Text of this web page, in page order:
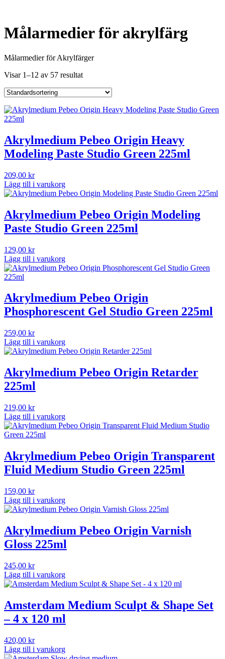
Målarmedier för akrylfärg
Målarmedier för Akrylfärger
Visar 1–12 av 57 resultat
Akrylmedium Pebeo Origin Heavy
Modeling Paste Studio Green 225ml
209,00 kr
Lägg till i varukorg
Akrylmedium Pebeo Origin Modeling
Paste Studio Green 225ml
129,00 kr
Lägg till i varukorg
Akrylmedium Pebeo Origin
Phosphorescent Gel Studio Green 225ml
259,00 kr
Lägg till i varukorg
Akrylmedium Pebeo Origin Retarder
225ml
219,00 kr
Lägg till i varukorg
Akrylmedium Pebeo Origin Transparent
Fluid Medium Studio Green 225ml
159,00 kr
Lägg till i varukorg
Akrylmedium Pebeo Origin Varnish
Gloss 225ml
245,00 kr
Lägg till i varukorg
Amsterdam Medium Sculpt & Shape Set
– 4 x 120 ml
420,00 kr
Lägg till i varukorg